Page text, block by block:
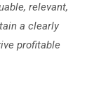
relevant,
a clearly
profitable